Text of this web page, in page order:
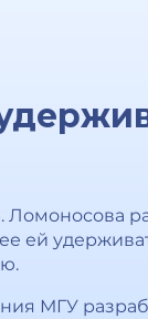
Ломоносова
ей
МГУ